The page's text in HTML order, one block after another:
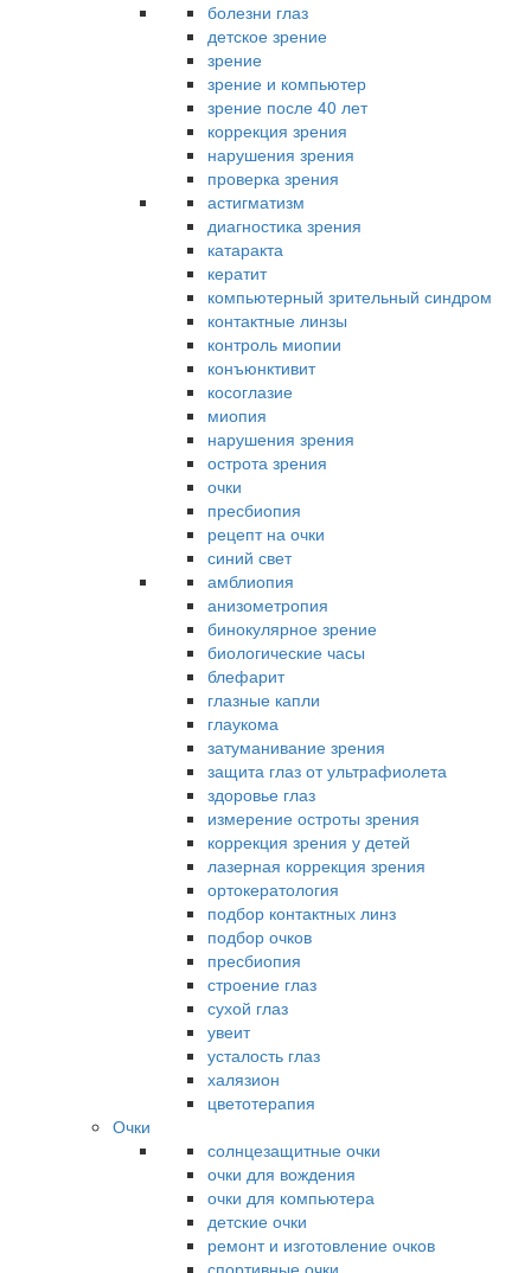
болезни глаз
детское зрение
зрение
зрение и компьютер
зрение после 40 лет
коррекция зрения
нарушения зрения
проверка зрения
астигматизм
диагностика зрения
катаракта
кератит
компьютерный зрительный синдром
контактные линзы
контроль миопии
конъюнктивит
косоглазие
миопия
нарушения зрения
острота зрения
очки
пресбиопия
рецепт на очки
синий свет
амблиопия
анизометропия
бинокулярное зрение
биологические часы
блефарит
глазные капли
глаукома
затуманивание зрения
защита глаз от ультрафиолета
здоровье глаз
измерение остроты зрения
коррекция зрения у детей
лазерная коррекция зрения
ортокератология
подбор контактных линз
подбор очков
пресбиопия
строение глаз
сухой глаз
увеит
усталость глаз
халязион
цветотерапия
Очки
солнцезащитные очки
очки для вождения
очки для компьютера
детские очки
ремонт и изготовление очков